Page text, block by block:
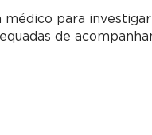
para investigar
de